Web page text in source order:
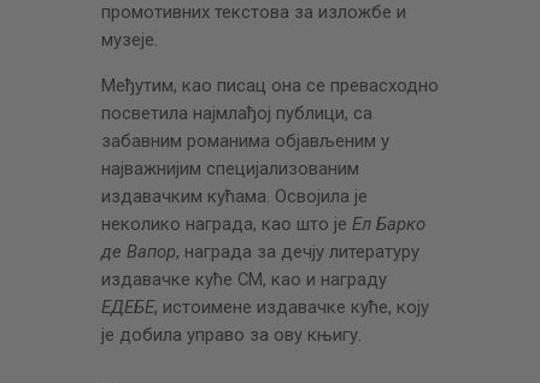
промотивних текстова за изложбе и
музеје.
Међутим, као писац она се превасходно
посветила нај­млађој публици, са
забавним романима објав­ље­ним у
најважнијим специјализованим
издавачким кућама. Освојила је
неколико награда, као што је Ел Барко
де Вапор, награда за дечју литературу
издавачке куће СМ, као и награду
ЕДЕБЕ, истоимене издавачке куће, коју
је добила управо за ову књигу.